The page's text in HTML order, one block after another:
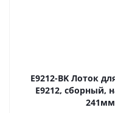
E9212-BK Лоток
E9212, сборный,